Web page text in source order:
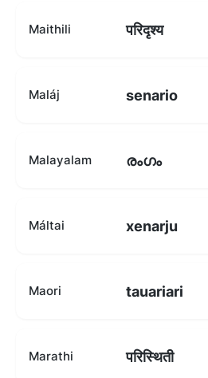
Maithili परिदृश्य
Maláj senario
Malayalam രംഗം
Máltai xenarju
Maori tauariari
Marathi परिस्थिती